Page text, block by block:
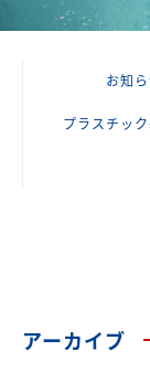
お知
プラスチッ
アーカイブ